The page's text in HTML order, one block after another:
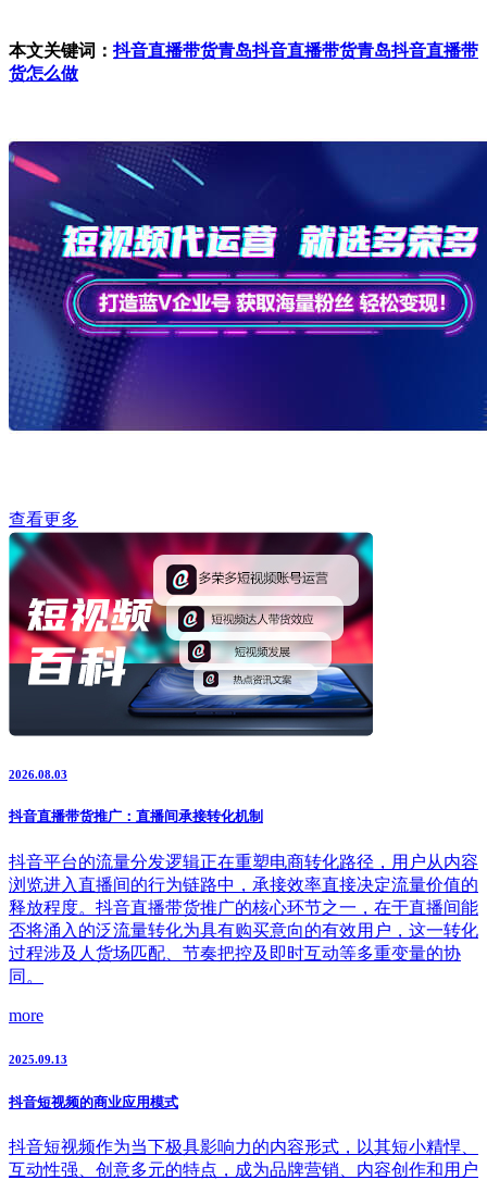
本文关键词：抖音直播带货青岛抖音直播带货青岛抖音直播带
货怎么做
查看更多
2026.08.03
抖音直播带货推广：直播间承接转化机制
抖音平台的流量分发逻辑正在重塑电商转化路径，用户从内容
浏览进入直播间的行为链路中，承接效率直接决定流量价值的
释放程度。抖音直播带货推广的核心环节之一，在于直播间能
否将涌入的泛流量转化为具有购买意向的有效用户，这一转化
过程涉及人货场匹配、节奏把控及即时互动等多重变量的协
同。
more
2025.09.13
抖音短视频的商业应用模式
抖音短视频作为当下极具影响力的内容形式，以其短小精悍、
互动性强、创意多元的特点，成为品牌营销、内容创作和用户